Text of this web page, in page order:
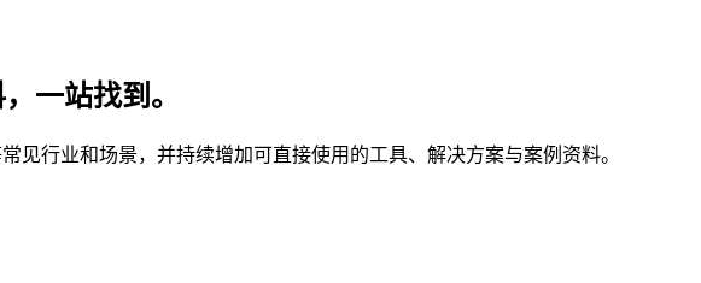
一站找到。
见行业和场景，并持续增加可直接使用的工具、解决方案与案例资料。